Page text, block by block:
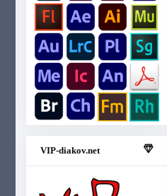
VIP-diakov.net